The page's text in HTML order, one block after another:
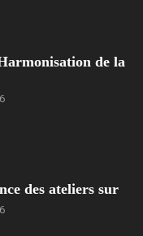
de la
des ateliers sur